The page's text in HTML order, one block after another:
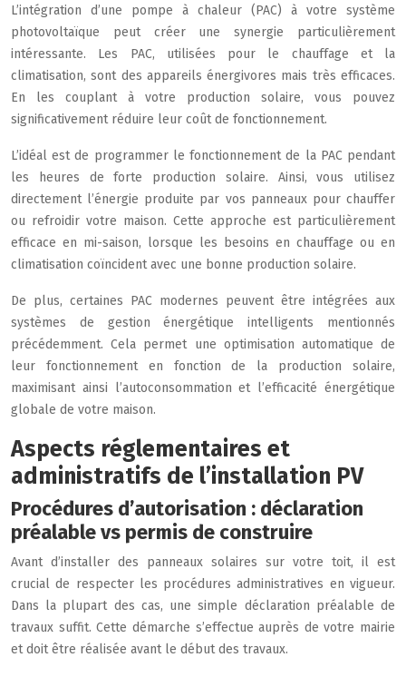
L’intégration d’une pompe à chaleur (PAC) à votre système
photovoltaïque peut créer une synergie particulièrement
intéressante. Les PAC, utilisées pour le chauffage et la
climatisation, sont des appareils énergivores mais très efficaces.
En les couplant à votre production solaire, vous pouvez
significativement réduire leur coût de fonctionnement.
L’idéal est de programmer le fonctionnement de la PAC pendant
les heures de forte production solaire. Ainsi, vous utilisez
directement l’énergie produite par vos panneaux pour chauffer
ou refroidir votre maison. Cette approche est particulièrement
efficace en mi-saison, lorsque les besoins en chauffage ou en
climatisation coïncident avec une bonne production solaire.
De plus, certaines PAC modernes peuvent être intégrées aux
systèmes de gestion énergétique intelligents mentionnés
précédemment. Cela permet une optimisation automatique de
leur fonctionnement en fonction de la production solaire,
maximisant ainsi l’autoconsommation et l’efficacité énergétique
globale de votre maison.
Aspects réglementaires et
administratifs de l’installation PV
Procédures d’autorisation : déclaration
préalable vs permis de construire
Avant d’installer des panneaux solaires sur votre toit, il est
crucial de respecter les procédures administratives en vigueur.
Dans la plupart des cas, une simple déclaration préalable de
travaux suffit. Cette démarche s’effectue auprès de votre mairie
et doit être réalisée avant le début des travaux.